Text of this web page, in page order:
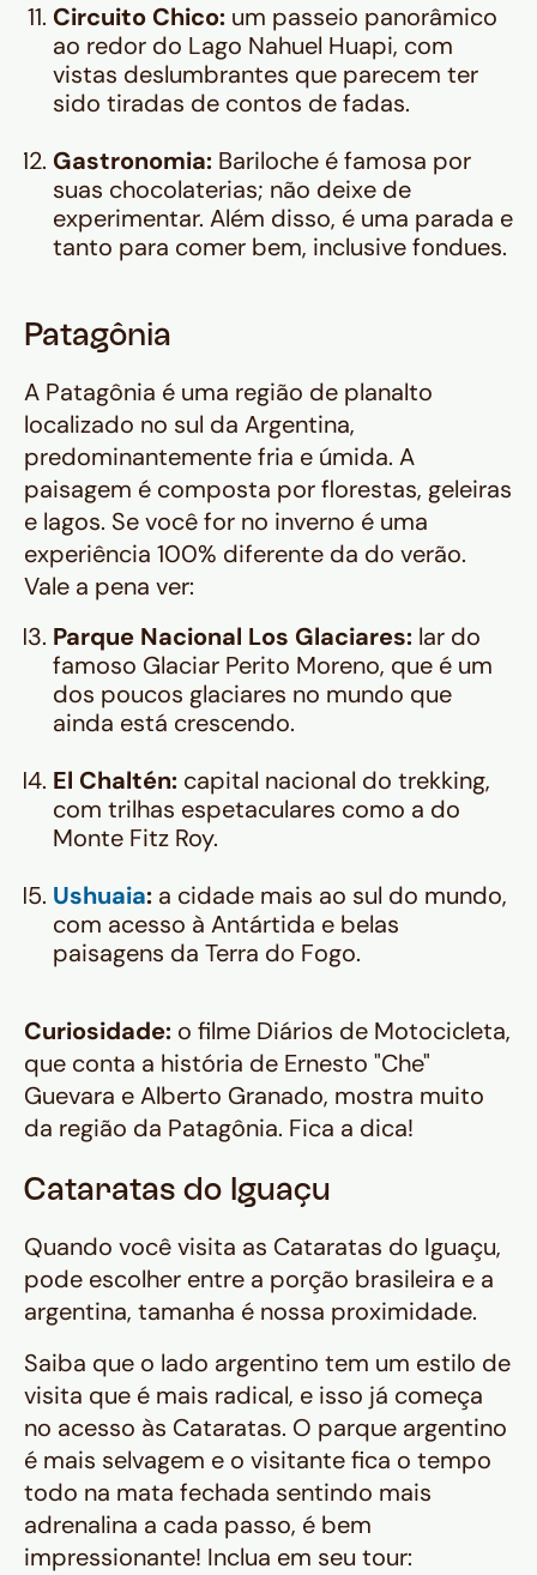
Circuito Chico: um passeio panorâmico
ao redor do Lago Nahuel Huapi, com
vistas deslumbrantes que parecem ter
sido tiradas de contos de fadas.
Gastronomia: Bariloche é famosa por
suas chocolaterias; não deixe de
experimentar. Além disso, é uma parada e
tanto para comer bem, inclusive fondues.
Patagônia
A Patagônia é uma região de planalto
localizado no sul da Argentina,
predominantemente fria e úmida. A
paisagem é composta por florestas, geleiras
e lagos. Se você for no inverno é uma
experiência 100% diferente da do verão.
Vale a pena ver:
Parque Nacional Los Glaciares: lar do
famoso Glaciar Perito Moreno, que é um
dos poucos glaciares no mundo que
ainda está crescendo.
El Chaltén: capital nacional do trekking,
com trilhas espetaculares como a do
Monte Fitz Roy.
Ushuaia: a cidade mais ao sul do mundo,
com acesso à Antártida e belas
paisagens da Terra do Fogo.
Curiosidade: o filme Diários de Motocicleta,
que conta a história de Ernesto "Che"
Guevara e Alberto Granado, mostra muito
da região da Patagônia. Fica a dica!
Cataratas do Iguaçu
Quando você visita as Cataratas do Iguaçu,
pode escolher entre a porção brasileira e a
argentina, tamanha é nossa proximidade.
Saiba que o lado argentino tem um estilo de
visita que é mais radical, e isso já começa
no acesso às Cataratas. O parque argentino
é mais selvagem e o visitante fica o tempo
todo na mata fechada sentindo mais
adrenalina a cada passo, é bem
impressionante! Inclua em seu tour: